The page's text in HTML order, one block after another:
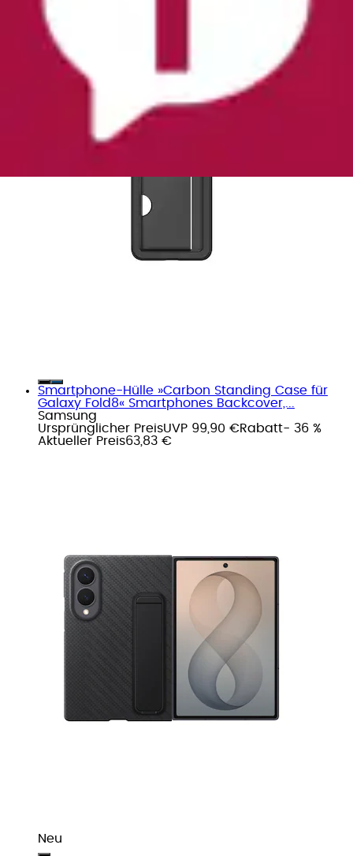
Smartphone-Hülle »Carbon Standing Case für
Galaxy Fold8« Smartphones Backcover,...
Samsung
Ursprünglicher PreisUVP 99,90 €Rabatt- 36 %
Aktueller Preis63,83 €
Neu